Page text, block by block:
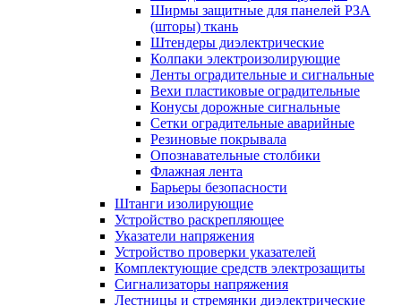
Ширмы защитные для панелей РЗА
(шторы) ткань
Штендеры диэлектрические
Колпаки электроизолирующие
Ленты оградительные и сигнальные
Вехи пластиковые оградительные
Конусы дорожные сигнальные
Сетки оградительные аварийные
Резиновые покрывала
Опознавательные столбики
Флажная лента
Барьеры безопасности
Штанги изолирующие
Устройство раскрепляющее
Указатели напряжения
Устройство проверки указателей
Комплектующие средств электрозащиты
Сигнализаторы напряжения
Лестницы и стремянки диэлектрические